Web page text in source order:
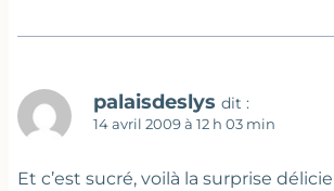
palaisdeslys dit :
14 avril 2009 à 12 h 03 min
Et c’est sucré, voilà la surprise